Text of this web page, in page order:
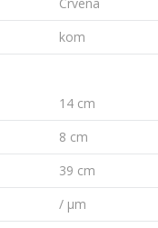
kom
14 cm
8 cm
39 cm
/ µm